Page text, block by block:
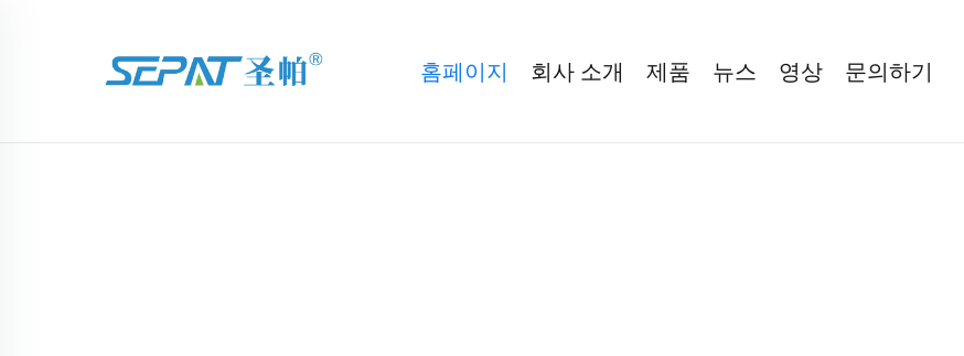
홈페이지 회사 소개 제품 뉴스 영상 문의하기